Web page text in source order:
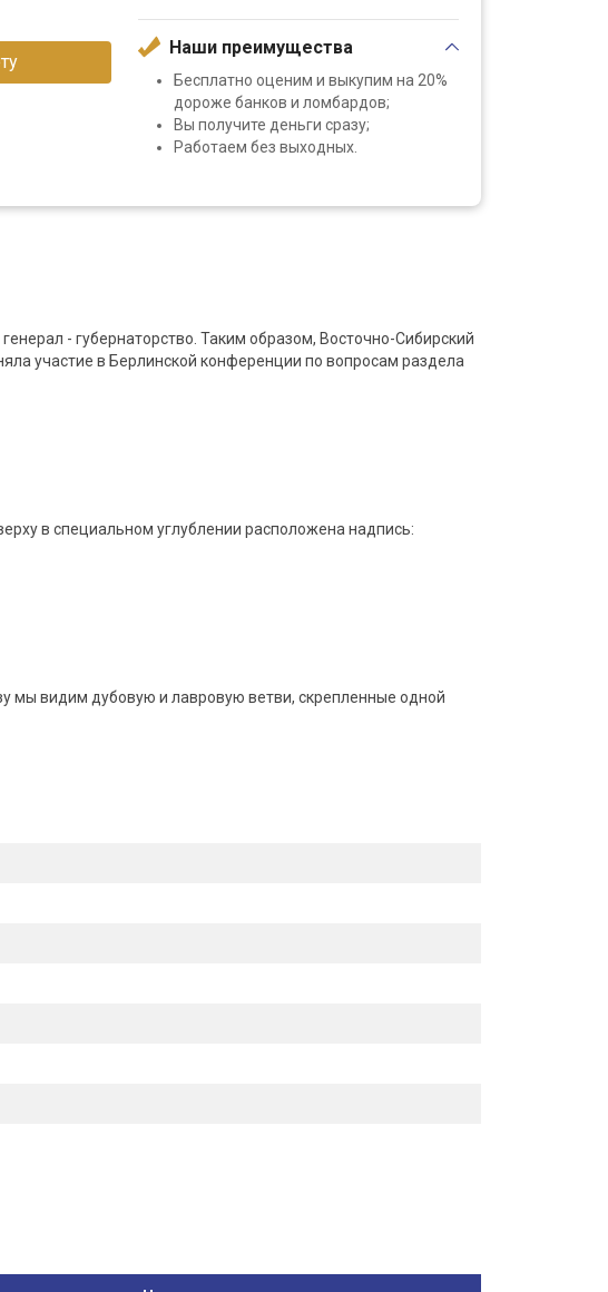
Наши преимущества
Бесплатно оценим и выкупим на 20%
дороже банков и ломбардов;
Вы получите деньги сразу;
Работаем без выходных.
- губернаторство. Таким образом, Восточно-Сибирский
участие в Берлинской конференции по вопросам раздела
в специальном углублении расположена надпись:
мы видим дубовую и лавровую ветви, скрепленные одной